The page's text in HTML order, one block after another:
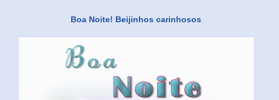
Boa Noite! Beijinhos carinhosos